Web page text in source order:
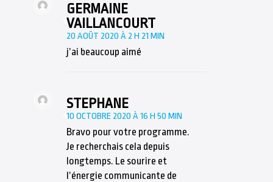
GERMAINE
VAILLANCOURT
20 AOÛT 2020 À 2 H 21 MIN
j’ai beaucoup aimé
STEPHANE
10 OCTOBRE 2020 À 16 H 50 MIN
Bravo pour votre programme.
Je recherchais cela depuis
longtemps. Le sourire et
l’énergie communicante de